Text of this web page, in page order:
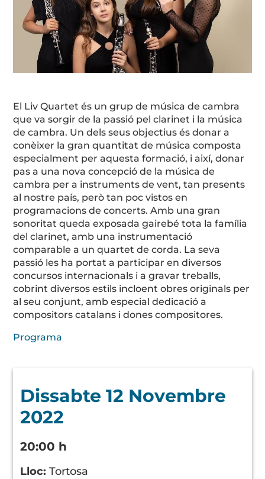
El Liv Quartet és un grup de música de cambra
que va sorgir de la passió pel clarinet i la música
de cambra. Un dels seus objectius és donar a
conèixer la gran quantitat de música composta
especialment per aquesta formació, i així, donar
pas a una nova concepció de la música de
cambra per a instruments de vent, tan presents
al nostre país, però tan poc vistos en
programacions de concerts. Amb una gran
sonoritat queda exposada gairebé tota la família
del clarinet, amb una instrumentació
comparable a un quartet de corda. La seva
passió les ha portat a participar en diversos
concursos internacionals i a gravar treballs,
cobrint diversos estils incloent obres originals per
al seu conjunt, amb especial dedicació a
compositors catalans i dones compositores.
Programa
Dissabte 12 Novembre
2022
20:00 h
Lloc: Tortosa